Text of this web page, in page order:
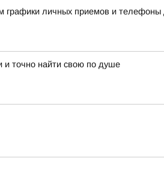
графики личных приемов и телефоны
и точно найти свою по душе